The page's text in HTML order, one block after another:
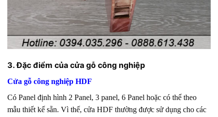
3. Đặc điểm của cửa gỗ công nghiệp
Cửa gỗ công nghiệp HDF
Có Panel định hình 2 Panel, 3 panel, 6 Panel hoặc có thể theo
mẫu thiết kế sẵn. Vì thế, cửa HDF thường được sử dụng cho các